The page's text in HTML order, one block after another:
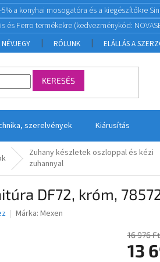
-5% a konyhai mosogatóra és a kiegészítőkre
és Ferro termékekre (kedvezménykód:
NÉVJEGY RÓLUNK ELÁLLÁS A
KERESÉS
szerelvények Kiárusítás
Zuhany készletek oszloppal és kézi
zuhannyal
DF72, króm,
Márka: Mexen
16 976 Ft
13